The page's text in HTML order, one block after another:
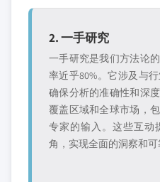
2. 一手研究
一手研究是我们方法论
率近乎80%。它涉及与
确保分析的准确性和深
覆盖区域和全球市场，
专家的输入。这些互动
角，实现全面的洞察和可